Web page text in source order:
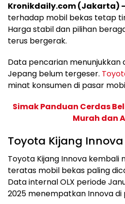
Kronikdaily.com (Jakarta)
terhadap mobil bekas tetap
Harga stabil dan pilihan
terus bergerak.
Data pencarian menunjukkan
Jepang belum tergeser.
minat konsumen di pasar
Simak Panduan Cerdas
Murah dan
Toyota Kijang
Toyota Kijang Innova kembali
teratas mobil bekas paling
Data internal OLX periode
2025 menempatkan Innova di